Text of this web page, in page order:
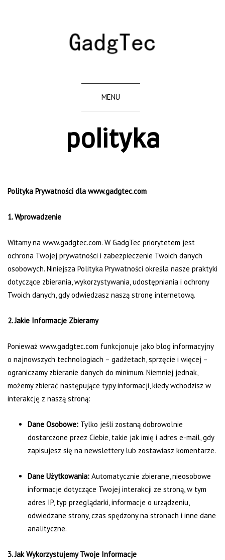
MENU
polityka
Polityka Prywatności dla www.gadgtec.com
1. Wprowadzenie
Witamy na www.gadgtec.com. W GadgTec priorytetem jest
ochrona Twojej prywatności i zabezpieczenie Twoich danych
osobowych. Niniejsza Polityka Prywatności określa nasze praktyki
dotyczące zbierania, wykorzystywania, udostępniania i ochrony
Twoich danych, gdy odwiedzasz naszą stronę internetową.
2. Jakie Informacje Zbieramy
Ponieważ www.gadgtec.com funkcjonuje jako blog informacyjny
o najnowszych technologiach – gadżetach, sprzęcie i więcej –
ograniczamy zbieranie danych do minimum. Niemniej jednak,
możemy zbierać następujące typy informacji, kiedy wchodzisz w
interakcję z naszą stroną:
Dane Osobowe: Tylko jeśli zostaną dobrowolnie
dostarczone przez Ciebie, takie jak imię i adres e-mail, gdy
zapisujesz się na newslettery lub zostawiasz komentarze.
Dane Użytkowania: Automatycznie zbierane, nieosobowe
informacje dotyczące Twojej interakcji ze stroną, w tym
adres IP, typ przeglądarki, informacje o urządzeniu,
odwiedzane strony, czas spędzony na stronach i inne dane
analityczne.
3. Jak Wykorzystujemy Twoje Informacje